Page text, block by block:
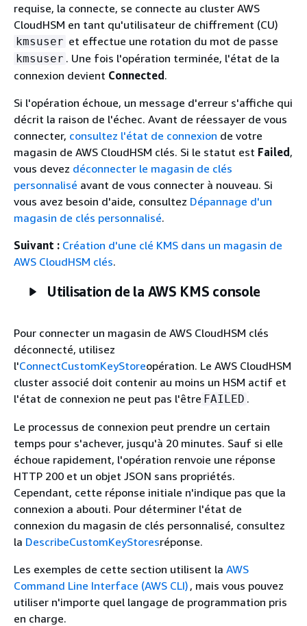
requise, la connecte, se connecte au cluster AWS
CloudHSM en tant qu'utilisateur de chiffrement (CU)
kmsuser et effectue une rotation du mot de passe
kmsuser . Une fois l'opération terminée, l'état de la
connexion devient Connected.
Si l'opération échoue, un message d'erreur s'affiche qui
décrit la raison de l'échec. Avant de réessayer de vous
connecter, consultez l'état de connexion de votre
magasin de AWS CloudHSM clés. Si le statut est Failed,
vous devez déconnecter le magasin de clés
personnalisé avant de vous connecter à nouveau. Si
vous avez besoin d'aide, consultez Dépannage d'un
magasin de clés personnalisé.
Suivant : Création d'une clé KMS dans un magasin de
AWS CloudHSM clés.
Utilisation de la AWS KMS console
Pour connecter un magasin de AWS CloudHSM clés
déconnecté, utilisez
l'ConnectCustomKeyStoreopération. Le AWS CloudHSM
cluster associé doit contenir au moins un HSM actif et
l'état de connexion ne peut pas l'être FAILED .
Le processus de connexion peut prendre un certain
temps pour s'achever, jusqu'à 20 minutes. Sauf si elle
échoue rapidement, l'opération renvoie une réponse
HTTP 200 et un objet JSON sans propriétés.
Cependant, cette réponse initiale n'indique pas que la
connexion a abouti. Pour déterminer l'état de
connexion du magasin de clés personnalisé, consultez
la DescribeCustomKeyStoresréponse.
Les exemples de cette section utilisent la AWS
Command Line Interface (AWS CLI) , mais vous pouvez
utiliser n'importe quel langage de programmation pris
en charge.